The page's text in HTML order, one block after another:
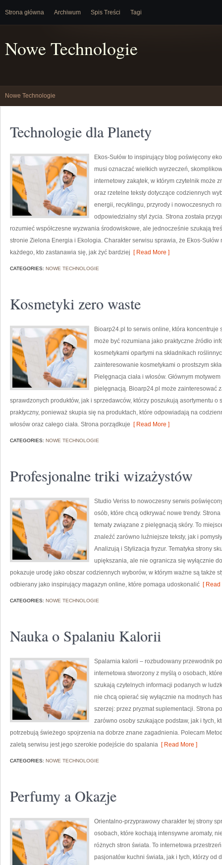
Strona główna Archiwum Spis Treści Tagi
Nowe Technologie
Nowe Technologie
Technologie dla Planety
Ekos-Sułów to inspirujący blog poświęcony
musi oznaczać wielkich wyrzeczeń,
internetowy zakątek, w którym czytelnik może
oraz rzetelne teksty dotyczące codziennych
energii, recyklingu, przyrody i nowoczesnych
odpowiedzialny styl życia. Strona została
rozumieć współczesne wyzwania środowiskowe, ale jednocześnie szukają
stronie Zielona Energia i Ekologia. Charakter serwisu sprawia, że Ekos-
każdego, kto zastanawia się, jak żyć bardziej [ Read More ]
CATEGORIES: NOWE TECHNOLOGIE
Kosmetyki zero waste
Bioarp24.pl to serwis online, która koncentruje
może być rozumiana jako praktyczne źródło
kosmetykami opartymi na składnikach
zainteresowanie kosmetykami o prostszym
Pielęgnacja ciała i włosów. Głównym
pielęgnacją. Bioarp24.pl może zainteresować
sprawdzonych produktów, jak i sprzedawców, którzy poszukują asortymentu
praktyczny, ponieważ skupia się na produktach, które odpowiadają na
włosów oraz całego ciała. Strona porządkuje [ Read More ]
CATEGORIES: NOWE TECHNOLOGIE
Profesjonalne triki wizażystów
Studio Veriss to nowoczesny serwis
osób, które chcą odkrywać nowe trendy.
tematy związane z pielęgnacją skóry. To
znaleźć zarówno luźniejsze teksty, jak i
Analizują i Stylizacja fryzur. Tematyka strony
upiększania, ale nie ogranicza się wyłącznie
pokazuje urodę jako obszar codziennych wyborów, w którym ważne są także
odbierany jako inspirujący magazyn online, które pomaga udoskonalić [ Read
CATEGORIES: NOWE TECHNOLOGIE
Nauka o Spalaniu Kalorii
Spalarnia kalorii – rozbudowany przewodnik
internetowa stworzony z myślą o osobach,
szukają czytelnych informacji podanych w
nie chcą opierać się wyłącznie na modnych
szerzej: przez pryzmat suplementacji. Strona
zarówno osoby szukające podstaw, jak i tych,
potrzebują świeżego spojrzenia na dobrze znane zagadnienia. Polecam
zaletą serwisu jest jego szerokie podejście do spalania [ Read More ]
CATEGORIES: NOWE TECHNOLOGIE
Perfumy a Okazje
Orientalno-przyprawowy charakter tej strony
osobach, które kochają intensywne aromaty,
różnych stron świata. To internetowa
pasjonatów kuchni świata, jak i tych, którzy od